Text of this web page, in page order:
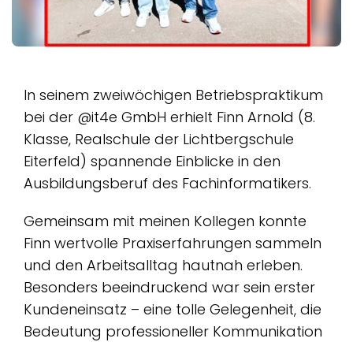
In seinem zweiwöchigen Betriebspraktikum
bei der @it4e GmbH erhielt Finn Arnold (8.
Klasse, Realschule der Lichtbergschule
Eiterfeld) spannende Einblicke in den
Ausbildungsberuf des Fachinformatikers.
Gemeinsam mit meinen Kollegen konnte
Finn wertvolle Praxiserfahrungen sammeln
und den Arbeitsalltag hautnah erleben.
Besonders beeindruckend war sein erster
Kundeneinsatz – eine tolle Gelegenheit, die
Bedeutung professioneller Kommunikation